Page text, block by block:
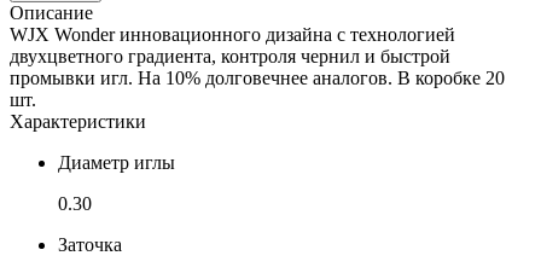
Описание
WJX Wonder инновационного дизайна с технологией
двухцветного градиента, контроля чернил и быстрой
промывки игл. На 10% долговечнее аналогов. В коробке 20
шт.
Характеристики
Диаметр иглы
0.30
Заточка